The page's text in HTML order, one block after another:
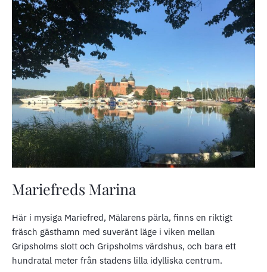
Mariefreds Marina
Här i mysiga Mariefred, Mälarens pärla, finns en riktigt
fräsch gästhamn med suveränt läge i viken mellan
Gripsholms slott och Gripsholms värdshus, och bara ett
hundratal meter från stadens lilla idylliska centrum.